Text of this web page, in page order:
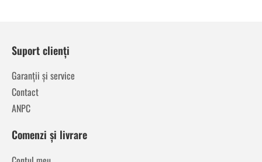
Suport clienți
Garanții și service
Contact
ANPC
Comenzi și livrare